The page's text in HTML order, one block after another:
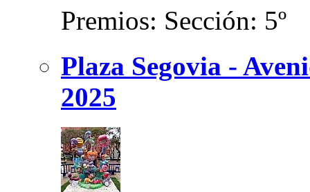
Premios: Sección: 5º
Plaza Segovia -
2025